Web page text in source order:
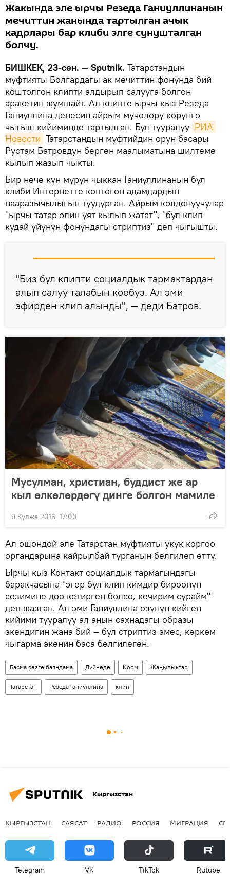
Жакында эле ырчы Резеда Ганиуллинанын
мечиттин жанында тартылган ачык
кадрлары бар клиби элге сунушталган
болчу.
БИШКЕК, 23-сен. — Sputnik. Татарстандын
муфтияты Болгардагы ак мечиттин фонунда бий
коштолгон клипти алдырып салууга болгон
аракетин жумшайт. Ал клипте ырчы кыз Резеда
Ганиуллина денесин айрым мүчөлөрү көрүнгө
чыгыш кийиминде тартылган. Бул тууралуу РИА
Новости Татарстандын муфтийдин орун басары
Рустам Батровдун берген маалыматына шилтеме
кылып жазып чыкты.
Бир нече күн мурун чыккан Ганиуллинанын бул
клиби Интернетте көптөгөн адамдардын
нааразычылыгын туудурган. Айрым колдонуучулар
"ырчы татар элин уят кылып жатат", "бул клип
кудай үйүнүн фонундагы стриптиз" деп чыгышты.
"Биз бул клипти социалдык тармактардан
алып салуу талабын коебуз. Ал эми
эфирден клип алынды", — деди Батров.
Мусулман, христиан, буддист же ар
кыл өлкөлөрдөгү динге болгон мамиле
9 Кулжа 2016, 17:00
Ал ошондой эле Татарстан муфтияты укук коргоо
органдарына кайрылбай турганын белгилеп өттү.
Ырчы кыз Контакт социалдык тармагындагы
баракчасына "эгер бул клип кимдир бирөөнүн
сезимине доо кетирген болсо, кечирим сурайм"
деп жазган. Ал эми Ганиуллина өзүнүн кийген
кийими тууралуу ал анын сахнадагы образы
экендигин жана бий – бул стриптиз эмес, көркөм
чыгарма экенин баса белгилеген.
Басма сөзгө баяндама Дүйнөдө Коом Жаңылыктар
Татарстан Резеда Ганиуллина клип
Кыргызстан
КЫРГЫЗСТАН САЯСАТ РАДИО РОССИЯ МИГРАЦИЯ
Telegram VK ТikТоk Rutube